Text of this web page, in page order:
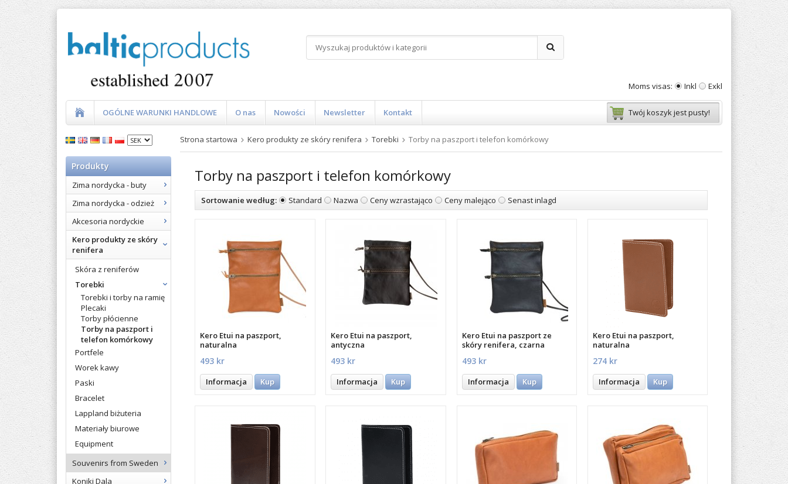
Moms visas: Inkl Exkl
OGÓLNE WARUNKI HANDLOWE O nas Nowości Newsletter Kontakt Twój koszyk jest pusty!
Produkty
Zima nordycka - buty
Zima nordycka - odzież
Akcesoria nordyckie
Kero produkty ze skóry
renifera
Skóra z reniferów
Torebki
Torebki i torby na ramię
Plecaki
Torby płócienne
Torby na paszport i
telefon komórkowy
Portfele
Worek kawy
Paski
Bracelet
Lappland biżuteria
Materiały biurowe
Equipment
Souvenirs from Sweden
Koniki Dala
Strona startowa Kero produkty ze skóry renifera Torebki Torby na paszport i telefon komórkowy
Torby na paszport i telefon komórkowy
Sortowanie według: Standard Nazwa Ceny wzrastająco Ceny malejąco Senast inlagd
Kero Etui na paszport,
naturalna
493 kr
Informacja Kup
Kero Etui na paszport,
antyczna
493 kr
Informacja Kup
Kero Etui na paszport ze
skóry renifera, czarna
493 kr
Informacja Kup
Kero Etui na paszport,
naturalna
274 kr
Informacja Kup